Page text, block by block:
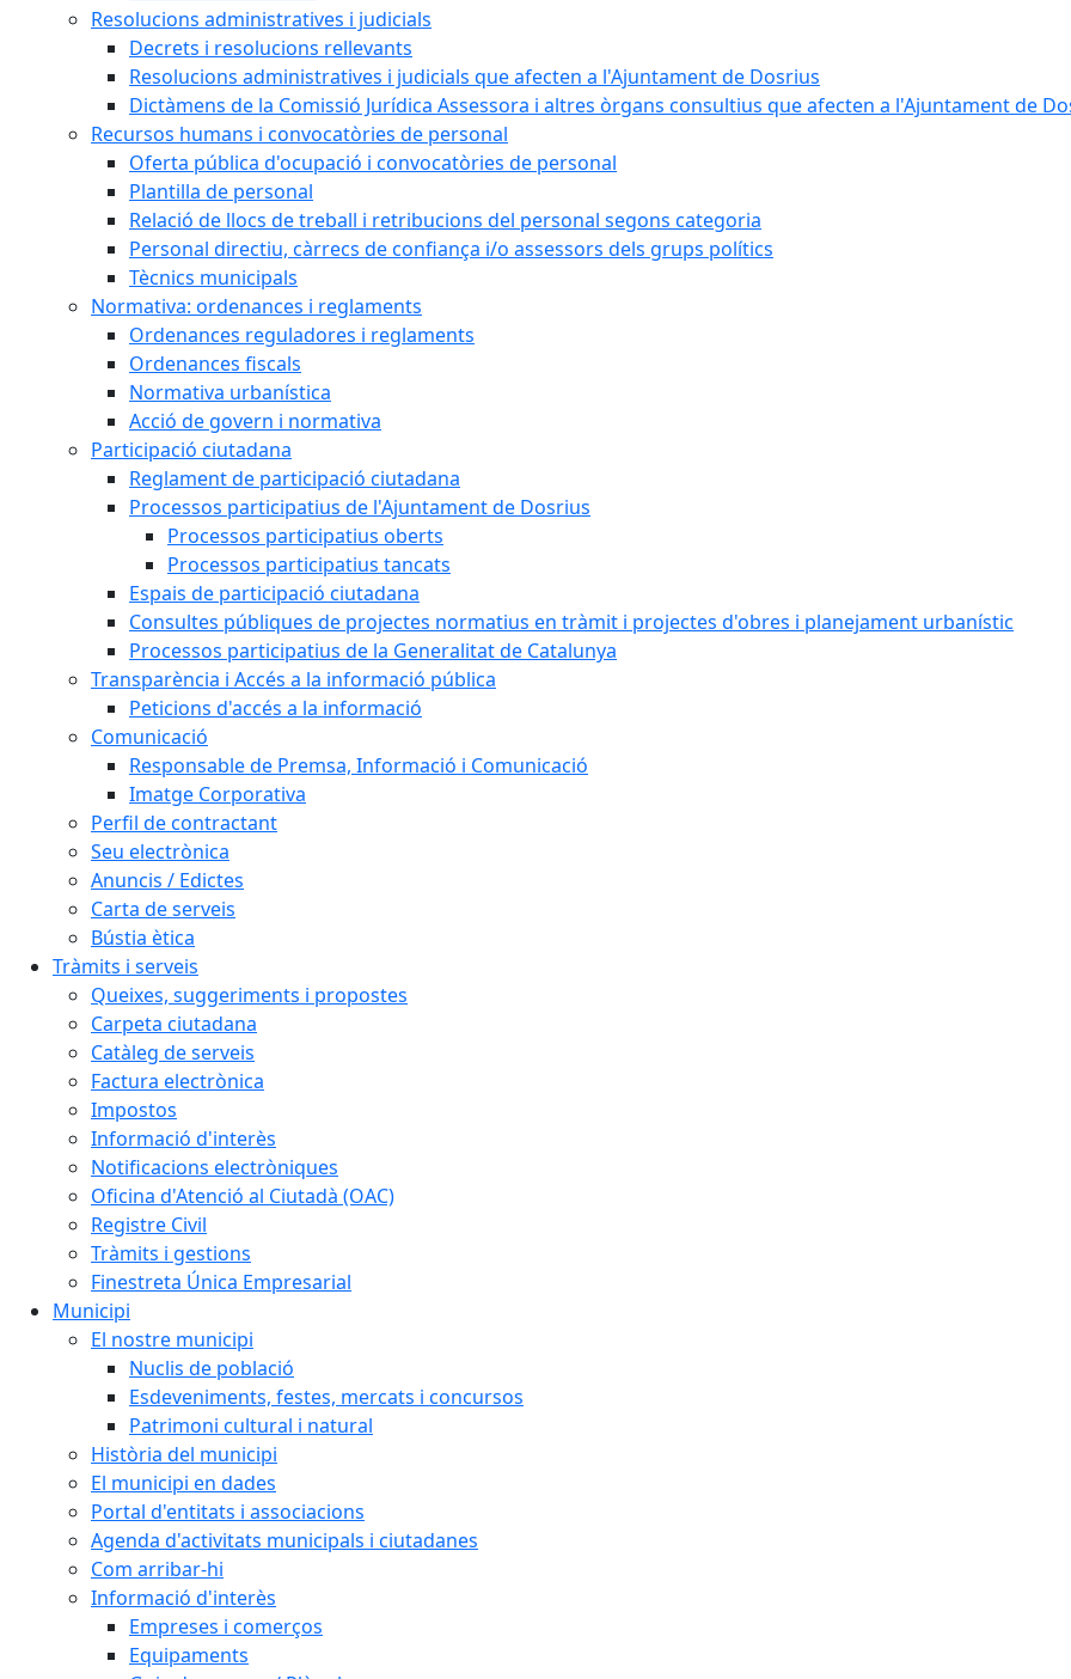
Resolucions administratives i judicials
Decrets i resolucions rellevants
Resolucions administratives i judicials que afecten a l'Ajuntament de Dosrius
Dictàmens de la Comissió Jurídica Assessora i altres òrgans consultius que afecten a l'Ajuntament de
Recursos humans i convocatòries de personal
Oferta pública d'ocupació i convocatòries de personal
Plantilla de personal
Relació de llocs de treball i retribucions del personal segons categoria
Personal directiu, càrrecs de confiança i/o assessors dels grups polítics
Tècnics municipals
Normativa: ordenances i reglaments
Ordenances reguladores i reglaments
Ordenances fiscals
Normativa urbanística
Acció de govern i normativa
Participació ciutadana
Reglament de participació ciutadana
Processos participatius de l'Ajuntament de Dosrius
Processos participatius oberts
Processos participatius tancats
Espais de participació ciutadana
Consultes públiques de projectes normatius en tràmit i projectes d'obres i planejament urbanístic
Processos participatius de la Generalitat de Catalunya
Transparència i Accés a la informació pública
Peticions d'accés a la informació
Comunicació
Responsable de Premsa, Informació i Comunicació
Imatge Corporativa
Perfil de contractant
Seu electrònica
Anuncis / Edictes
Carta de serveis
Bústia ètica
Tràmits i serveis
Queixes, suggeriments i propostes
Carpeta ciutadana
Catàleg de serveis
Factura electrònica
Impostos
Informació d'interès
Notificacions electròniques
Oficina d'Atenció al Ciutadà (OAC)
Registre Civil
Tràmits i gestions
Finestreta Única Empresarial
Municipi
El nostre municipi
Nuclis de població
Esdeveniments, festes, mercats i concursos
Patrimoni cultural i natural
Història del municipi
El municipi en dades
Portal d'entitats i associacions
Agenda d'activitats municipals i ciutadanes
Com arribar-hi
Informació d'interès
Empreses i comerços
Equipaments